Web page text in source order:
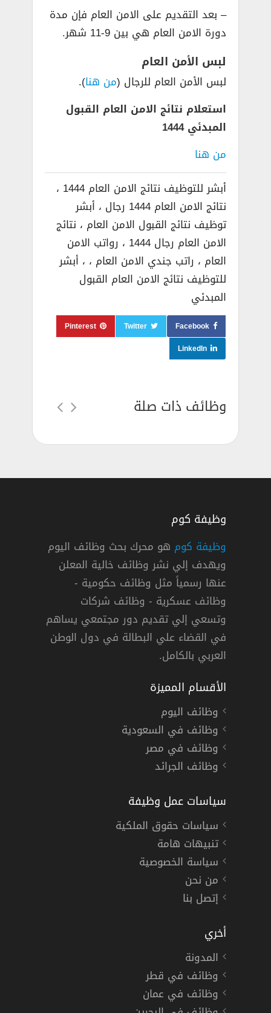
– بعد التقديم على الامن العام فإن مدة
دورة الامن العام هي بين 9-11 شهر.
لبس الأمن العام
لبس الأمن العام للرجال (من هنا).
استعلام نتائج الامن العام القبول
المبدئي 1444
من هنا
أبشر للتوظيف نتائج الامن العام 1444 ،
نتائج الامن العام 1444 رجال ، أبشر
توظيف نتائج القبول الامن العام ، نتائج
الامن العام رجال 1444 ، رواتب الامن
العام ، راتب جندي الامن العام ، ، أبشر
للتوظيف نتائج الامن العام القبول
المبدئي
Facebook
Twitter
Pinterest
LinkedIn
وظائف ذات صلة
نتائج القبول
وظيفة كوم
وظيفة كوم هو محرك بحث وظائف اليوم
ويهدف إلي نشر وظائف خالية المعلن
عنها رسمياً مثل وظائف حكومية -
وظائف عسكرية - وظائف شركات
وتسعي إلي تقديم دور مجتمعي يساهم
في القضاء علي البطالة في دول الوطن
العربي بالكامل.
الأقسام المميزة
وظائف اليوم
وظائف في السعودية
وظائف في مصر
وظائف الجرائد
سياسات عمل وظيفة
سياسات حقوق الملكية
تنبيهات هامة
سياسة الخصوصية
من نحن
إتصل بنا
أخري
المدونة
وظائف في قطر
وظائف في عمان